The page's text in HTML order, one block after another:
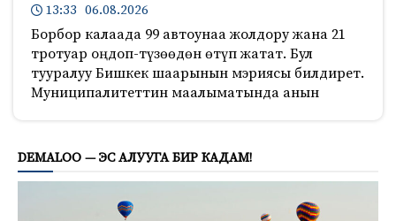
13:33 06.08.2026
Борбор калаада 99 автоунаа жолдору жана 21
тротуар оңдоп-түзөөдөн өтүп жатат. Бул
тууралуу Бишкек шаарынын мэриясы билдирет.
Муниципалитеттин маалыматында анын
DEMALOO — ЭС АЛУУГА БИР КАДАМ!